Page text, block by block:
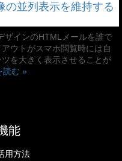
の並列表示を維持する
インのHTMLメールを誰で
ウトがスマホ閲覧時には自
を大きく表示させることが
読む »
能
用方法